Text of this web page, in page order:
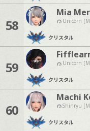
58
Mia
Unicorn
クリスタル
59 Unicorn
クリスタル
60
Machi
Shinryu
クリスタル